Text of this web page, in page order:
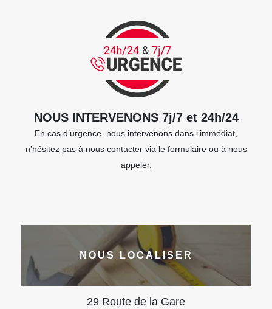
NOUS INTERVENONS 7j/7 et 24h/24
En cas d’urgence, nous intervenons dans l’immédiat,
n’hésitez pas à nous contacter via le formulaire ou à nous
appeler.
NOUS LOCALISER
29 Route de la Gare